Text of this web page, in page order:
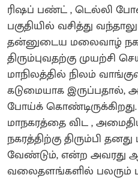
ரிஷப் பண்ட் , டெல்லி
பகுதியில் வசித்து
தன்னுடைய மலைவாழ்
திரும்புவதற்கு முயற்சி
மாநிலத்தில் நிலம்
கடுமையாக இருப்பதால்,
போய்க்
மாநகரத்தை விட ,
நகரத்திற்கு திரும்பி
வேண்டும், என்ற அவரது
வலைதளங்களில் பலரும்